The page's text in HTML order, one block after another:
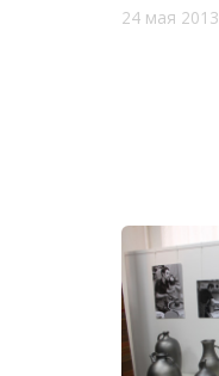
24 мая 2013